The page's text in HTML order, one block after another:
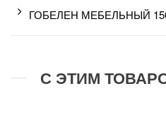
ГОБЕЛЕН МЕБЕЛЬНЫЙ
С ЭТИМ